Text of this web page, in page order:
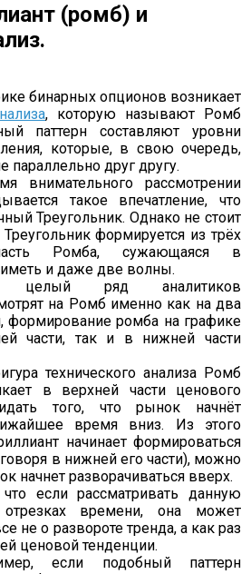
(ромб) и
бинарных опционов возникает
, которую называют Ромб
паттерн составляют уровни
которые, в свою очередь,
друг другу.
внимательного рассмотрении
такое впечатление, что
Треугольник. Однако не стоит
формируется из трёх
Ромба, сужающаяся в
и даже две волны.
ряд аналитиков
на Ромб именно как на два
формирование ромба на графике
части, так и в нижней части
технического анализа Ромб
в верхней части ценового
того, что рынок начнёт
время вниз. Из этого
начинает формироваться
в нижней его части), можно
начнет разворачиваться вверх.
если рассматривать данную
времени, она может
не о развороте тренда, а как раз
ценовой тенденции.
если подобный паттерн